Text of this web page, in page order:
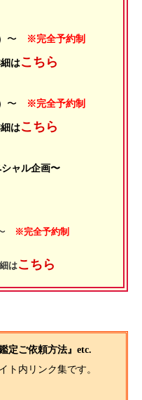
〜 ※完全予約制
はこちら
〜 ※完全予約制
はこちら
ャル企画〜
※完全予約制
はこちら
定ご依頼方法』etc.
ト内リンク集です。